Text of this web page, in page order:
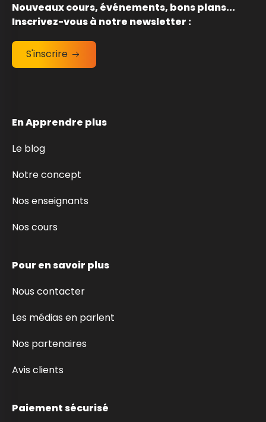
Nouveaux cours, événements, bons plans...
Inscrivez-vous à notre newsletter :
S'inscrire
En Apprendre plus
Le blog
Notre concept
Nos enseignants
Nos cours
Pour en savoir plus
Nous contacter
Les médias en parlent
Nos partenaires
Avis clients
Paiement sécurisé